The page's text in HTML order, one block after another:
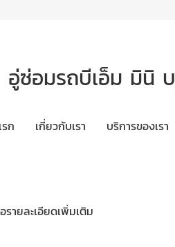
อู่ซ่อมรถบีเอ็ม มินิ
ก เกี่ยวกับเรา บริการของเรา
รายละเอียดเพิ่มเติม